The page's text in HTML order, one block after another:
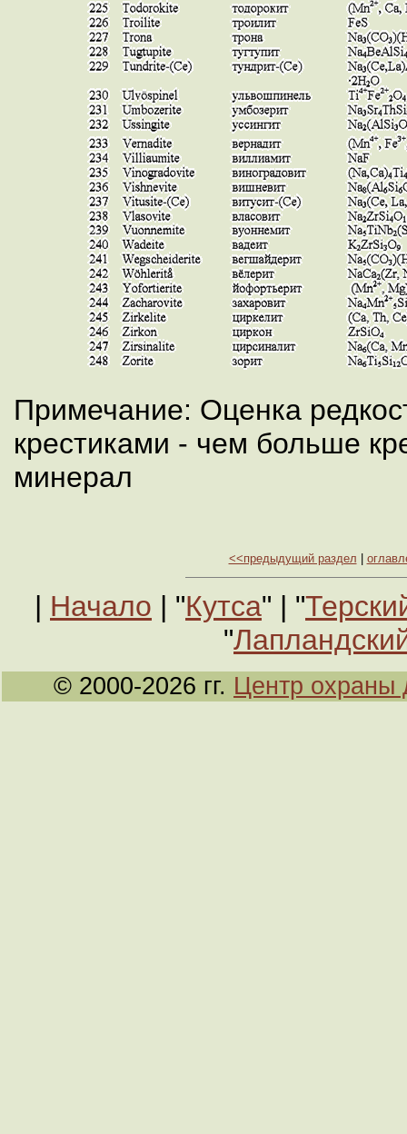
Примечание: Оценка
крестиками - чем больше
минерал
<<предыдущий раздел
| Начало | "Кутса" | "
"
© 2000-2026 гг. Центр охраны